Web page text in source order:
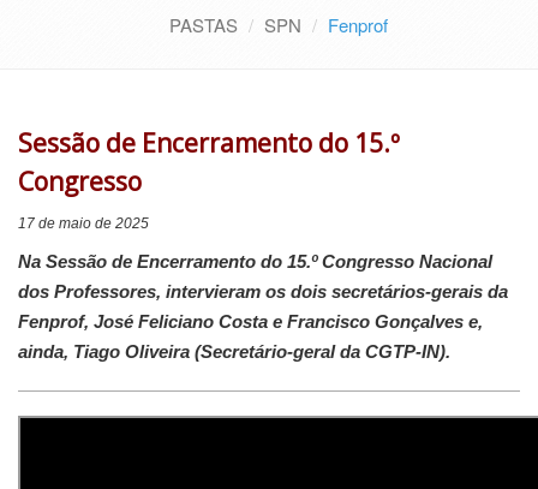
PASTAS SPN Fenprof
Sessão de Encerramento do 15.º
Congresso
17 de maio de 2025
Na Sessão de Encerramento do 15.º Congresso Nacional
dos Professores, intervieram os dois secretários-gerais da
Fenprof, José Feliciano Costa e Francisco Gonçalves e,
ainda, Tiago Oliveira (Secretário-geral da CGTP-IN).